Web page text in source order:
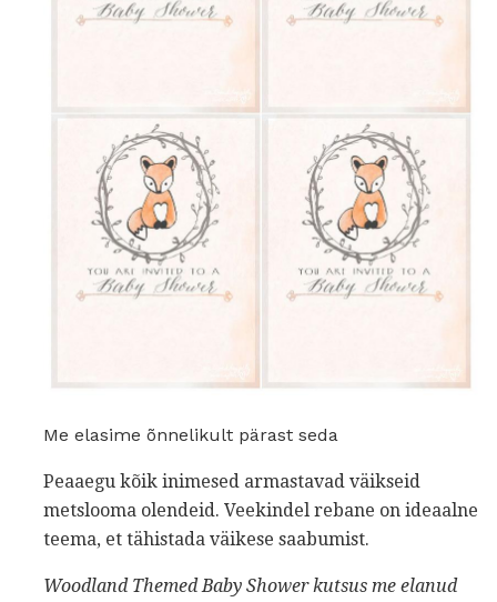
Me elasime õnnelikult pärast seda
Peaaegu kõik inimesed armastavad väikseid
metslooma olendeid. Veekindel rebane on ideaalne
teema, et tähistada väikese saabumist.
Woodland Themed Baby Shower kutsus me elanud